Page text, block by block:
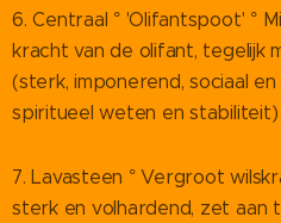
6. Centraal ° 'Olifantspoot' °
kracht van de olifant, tegelijk
(sterk, imponerend, sociaal
spiritueel weten en stabiliteit)
7. Lavasteen ° Vergroot
sterk en volhardend, zet aan